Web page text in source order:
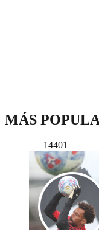
MÁS
14401